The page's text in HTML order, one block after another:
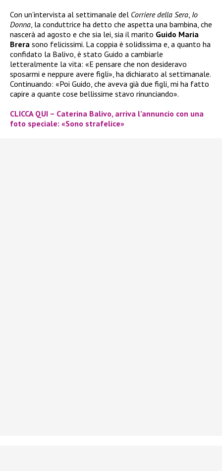
Con un’intervista al settimanale del Corriere della Sera Io
Donna , la conduttrice ha detto che aspetta una bambina, che
nascerà ad agosto e che sia lei, sia il marito Guido Maria
Brera sono felicissimi. La coppia è solidissima e, a quanto ha
confidato la Balivo, è stato Guido a cambiarle
letteralmente la vita: «E pensare che non desideravo
sposarmi e neppure avere figli», ha dichiarato al settimanale.
Continuando: «Poi Guido, che aveva già due figli, mi ha fatto
capire a quante cose bellissime stavo rinunciando».
CLICCA QUI – Caterina Balivo, arriva l’annuncio con una
foto speciale: «Sono strafelice»